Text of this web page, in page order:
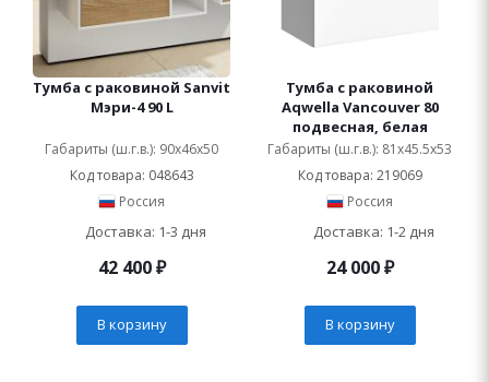
Тумба с раковиной Sanvit
Мэри-4 90 L
Габариты (ш.г.в.): 90x46x50
Код товара: 048643
Россия
Доставка: 1-3 дня
42 400₽
В корзину
Тумба с раковиной
Aqwella Vancouver 80
подвесная, белая
Габариты (ш.г.в.): 81x45.5x53
Код товара: 219069
Россия
Доставка: 1-2 дня
24 000₽
В корзину